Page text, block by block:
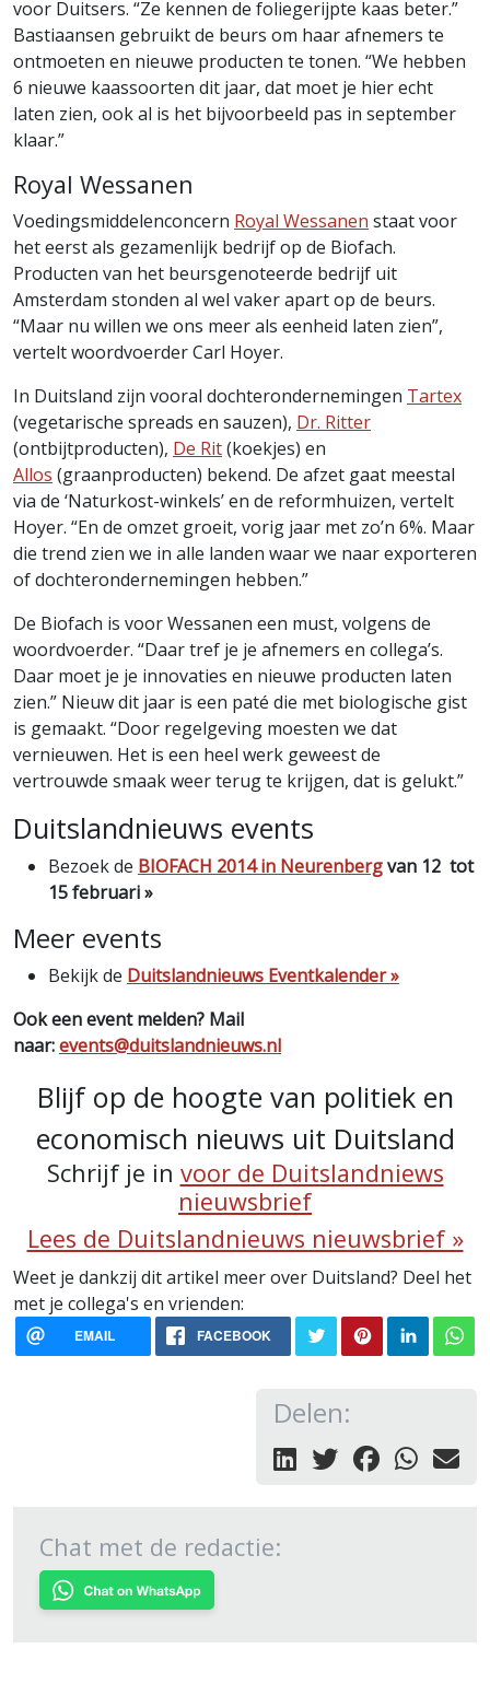
voor Duitsers. “Ze kennen de foliegerijpte kaas beter.”
Bastiaansen gebruikt de beurs om haar afnemers te
ontmoeten en nieuwe producten te tonen. “We hebben
6 nieuwe kaassoorten dit jaar, dat moet je hier echt
laten zien, ook al is het bijvoorbeeld pas in september
klaar.”
Royal Wessanen
Voedingsmiddelenconcern Royal Wessanen staat voor
het eerst als gezamenlijk bedrijf op de Biofach.
Producten van het beursgenoteerde bedrijf uit
Amsterdam stonden al wel vaker apart op de beurs.
“Maar nu willen we ons meer als eenheid laten zien”,
vertelt woordvoerder Carl Hoyer.
In Duitsland zijn vooral dochterondernemingen Tartex
(vegetarische spreads en sauzen), Dr. Ritter
(ontbijtproducten), De Rit(koekjes) en
Allos (graanproducten) bekend. De afzet gaat meestal
via de ‘Naturkost-winkels’ en de reformhuizen, vertelt
Hoyer. “En de omzet groeit, vorig jaar met zo’n 6%. Maar
die trend zien we in alle landen waar we naar exporteren
of dochterondernemingen hebben.”
De Biofach is voor Wessanen een must, volgens de
woordvoerder. “Daar tref je je afnemers en collega’s.
Daar moet je je innovaties en nieuwe producten laten
zien.” Nieuw dit jaar is een paté die met biologische gist
is gemaakt. “Door regelgeving moesten we dat
vernieuwen. Het is een heel werk geweest de
vertrouwde smaak weer terug te krijgen, dat is gelukt.”
Duitslandnieuws events
Bezoek de BIOFACH 2014 in Neurenbergvan 12 tot
15 februari »
Meer events
Bekijk de Duitslandnieuws Eventkalender »
Ook een event melden? Mail
naar:events@duitslandnieuws.nl
Blijf op de hoogte van politiek en
economisch nieuws uit Duitsland
Schrijf je in voor de Duitslandniews
nieuwsbrief
Lees de Duitslandnieuws nieuwsbrief »
Weet je dankzij dit artikel meer over Duitsland? Deel het
met je collega's en vrienden:
EMAIL FACEBOOK
Delen:
Chat met de redactie: